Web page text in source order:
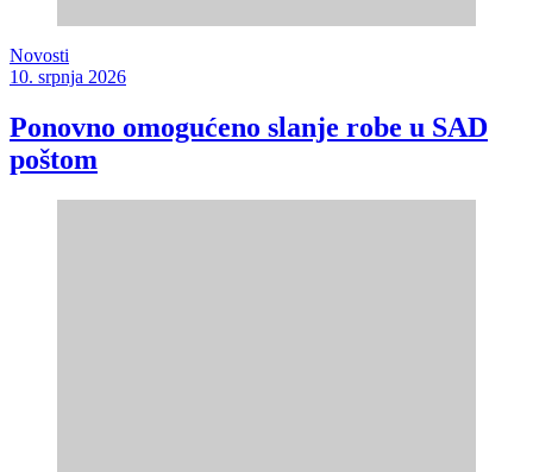
Novosti
10. srpnja 2026
Ponovno omogućeno slanje robe u SAD
poštom